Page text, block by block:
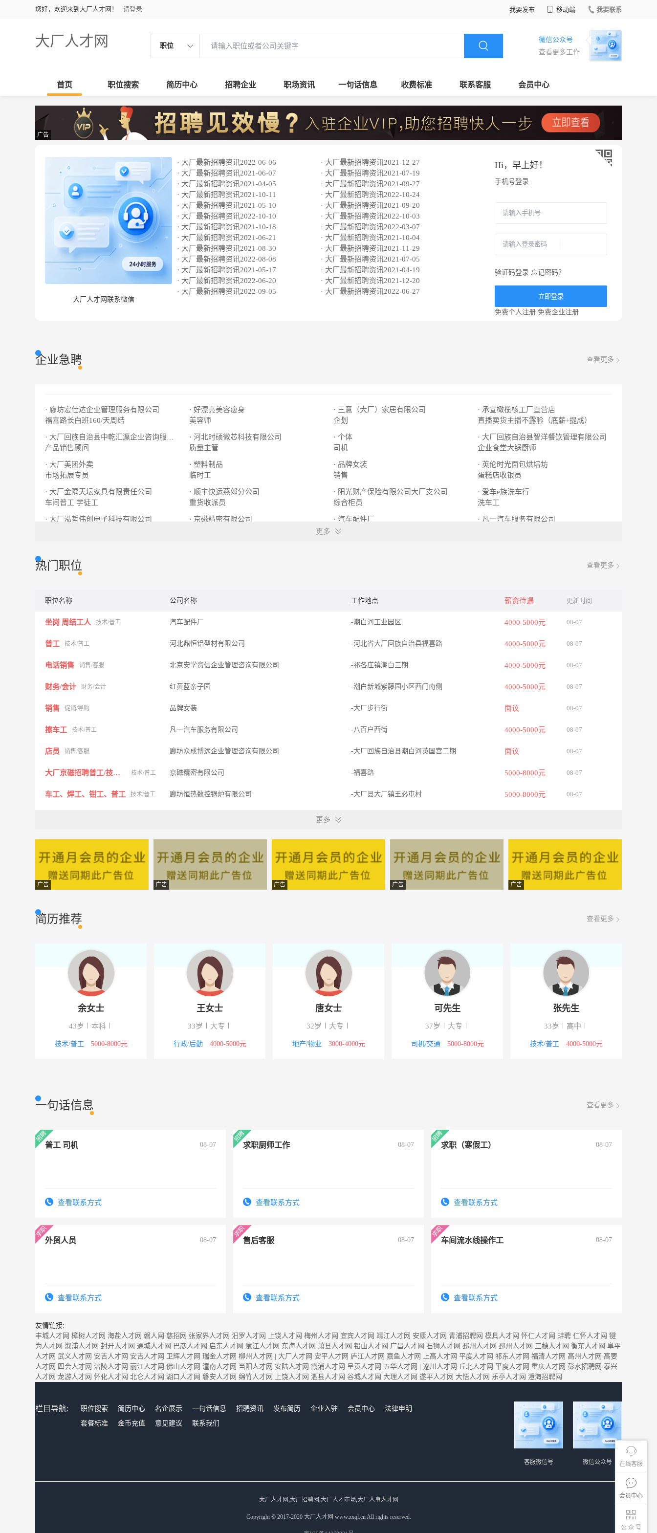
您好，欢迎来到大厂人才网！ 请登录 我要发布 移动端 我要联系
大厂人才网 职位
微信公众号
查看更多工作
首页 职位搜索 简历中心 招聘企业 职场资讯 一句话信息 收费标准 联系客服 会员中心
在线客服
会员中心
公 众 号
广告
大厂人才网联系微信
· 大厂最新招聘资讯2022-06-06
· 大厂最新招聘资讯2021-12-27
· 大厂最新招聘资讯2021-06-07
· 大厂最新招聘资讯2021-07-19
· 大厂最新招聘资讯2021-04-05
· 大厂最新招聘资讯2021-09-27
· 大厂最新招聘资讯2021-10-11
· 大厂最新招聘资讯2022-10-24
· 大厂最新招聘资讯2021-05-10
· 大厂最新招聘资讯2021-09-20
· 大厂最新招聘资讯2022-10-10
· 大厂最新招聘资讯2022-10-03
· 大厂最新招聘资讯2021-10-18
· 大厂最新招聘资讯2022-03-07
· 大厂最新招聘资讯2021-06-21
· 大厂最新招聘资讯2021-10-04
· 大厂最新招聘资讯2021-08-30
· 大厂最新招聘资讯2021-11-29
· 大厂最新招聘资讯2022-08-08
· 大厂最新招聘资讯2021-07-05
· 大厂最新招聘资讯2021-05-17
· 大厂最新招聘资讯2021-04-19
· 大厂最新招聘资讯2022-06-20
· 大厂最新招聘资讯2021-12-20
· 大厂最新招聘资讯2022-09-05
· 大厂最新招聘资讯2022-06-27
Hi， 早上好！
手机号登录
验证码登录 忘记密码？
立即登录
免费个人注册 免费企业注册
企业急聘 查看更多
· 廊坊宏仕达企业管理服务有限公司
福喜路长白班160/天周结
· 好漂亮美容瘦身
美容师
· 三意（大厂）家居有限公司
企划
· 承宣橄榄核工厂直营店
直播卖货主播不露脸（底薪+提成）
· 大厂回族自治县中乾汇瀛企业咨询服务有限公司
产品销售顾问
· 河北时硕微芯科技有限公司
质量主管
· 个体
司机
· 大厂回族自治县智洋餐饮管理有限公司
企业食堂大锅厨师
· 大厂美团外卖
市场拓展专员
· 塑料制品
临时工
· 品牌女装
销售
· 英伦时光面包烘培坊
蛋糕店收银员
· 大厂金隅天坛家具有限责任公司
车间普工 学徒工
· 顺丰快运燕郊分公司
重货收派员
· 阳光财产保险有限公司大厂支公司
综合柜员
· 爱车e族洗车行
洗车工
· 大厂泓哲伟创电子科技有限公司
· 京磁精密有限公司
· 汽车配件厂
坐岗 周结工人
· 凡一汽车服务有限公司
更多
热门职位 查看更多
职位名称 公司名称 工作地点 薪资待遇 更新时间
坐岗 周结工人 技术/普工 汽车配件厂 -潮白河工业园区 4000-5000元 08-07
普工 技术/普工 河北鼎恒铝型材有限公司 -河北省大厂回族自治县福喜路 4000-5000元 08-07
电话销售 销售/客服 北京安学资信企业管理咨询有限公司 -祁各庄镇潮白三期 4000-5000元 08-07
财务/会计 财务/会计 红黄蓝亲子园 -潮白新城紫藤园小区西门南侧 4000-5000元 08-07
销售 促销/导购 品牌女装 -大厂步行街 面议 08-07
擦车工 技术/普工 凡一汽车服务有限公司 -八百户西街 4000-5000元 08-07
店员 销售/客服 廊坊众成博远企业管理咨询有限公司 -大厂回族自治县潮白河英国宫二期 面议 08-07
大厂京磁招聘普工/技工各10人 技术/普工 京磁精密有限公司 -福喜路 5000-8000元 08-07
车工、焊工、钳工、普工 技术/普工 廊坊恒热数控锅炉有限公司 -大厂县大厂镇王必屯村 5000-8000元 08-07
销售 促销/导购 呈祥金漆镶嵌有限公司 -大厂西外环 面议 08-07
车间工人 技术/普工 大厂回族自治县信德劳务服务有限公司 -大厂回族自治县西环路东侧 5000-8000元 08-07
宾馆保洁员
系统门窗销售精英 销售/客服 西马庄荣辉门窗厂 -大厂回族自治县西马庄村 5000-8000元 08-07
加工油板工人 技术/普工 加工油板 08-07
其它职位 塑料制品 08-07
承宣橄榄核工厂直营店 -大厂县幸福城北新东街雅间文玩 4000-5000元 08-07
更多
广告 广告 广告 广告 广告
简历推荐 查看更多
余女士
43岁 本科
技术/普工 5000-8000元
王女士
33岁 大专
行政/后勤 4000-5000元
唐女士
32岁 大专
地产/物业 3000-4000元
可先生
37岁 大专
司机/交通 5000-8000元
张先生
33岁 高中
技术/普工 4000-5000元
一句话信息 查看更多
普工 司机 08-07
查看联系方式
求职厨师工作 08-07
查看联系方式
求职（寒假工） 08-07
查看联系方式
外贸人员 08-07
查看联系方式
售后客服 08-07
查看联系方式
车间流水线操作工 08-07
查看联系方式
友情链接:
丰城人才网 樟树人才网 海盐人才网 磐人网 慈招网 张家界人才网 汨罗人才网 上饶人才网 梅州人才网 宜宾人才网 靖江人才网 安康人才网 青浦招聘网 模具人才网 怀仁人才网 蚌聘 仁怀人才网 犍
为人才网 溆浦人才网 封开人才网 通城人才网 巴彦人才网 启东人才网 廉江人才网 东海人才网 萧县人才网 铅山人才网 广昌人才网 石狮人才网 邳州人才网 邳州人才网 三穗人才网 衡东人才网 阜平
人才网 武义人才网 安吉人才网 安吉人才网 卫辉人才网 瑞金人才网 柳州人才网 大厂人才网 安平人才网 庐江人才网 嘉鱼人才网 上高人才网 平度人才网 祁东人才网 福清人才网 高州人才网 高要
人才网 四会人才网 涪陵人才网 丽江人才网 佛山人才网 潼南人才网 当阳人才网 安陆人才网 霞浦人才网 呈贡人才网 五华人才网 遂川人才网 丘北人才网 平度人才网 重庆人才网 彭水招聘网 泰兴
人才网 龙游人才网 怀化人才网 北仑人才网 湖口人才网 磐安人才网 绵竹人才网 上饶人才网 泗县人才网 谷城人才网 大理人才网 遂平人才网 大悟人才网 乐亭人才网 澄海招聘网
栏目导航: 职位搜索 简历中心 名企展示 一句话信息 招聘资讯 发布简历 企业入驻 会员中心
法律申明
套餐标准
金币充值 意见建议 联系我们
微信公众号
客服微信号
大厂人才网,大厂招聘网,大厂人才市场,大厂人事人才网
Copyright © 2017-2020 大厂人才网 www.zxql.cn All rights reserved.